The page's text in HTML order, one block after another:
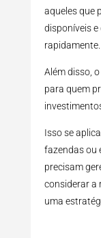
aqueles que
disponíveis
rapidamente.
Além disso,
para quem
Isso se
fazendas ou
precisam
considerar a
uma